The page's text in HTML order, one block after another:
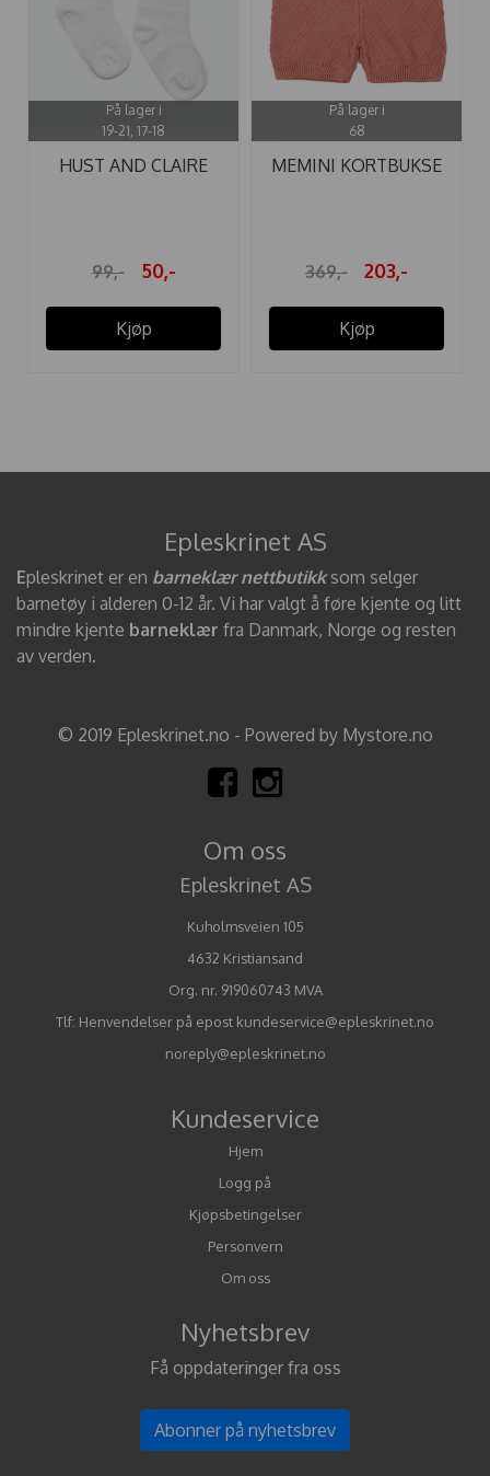
På lager i
19-21, 17-18
HUST AND CLAIRE
99,- 50,-
Kjøp
På lager i
68
MEMINI KORTBUKSE
369,- 203,-
Kjøp
Epleskrinet AS
Epleskrinet er en barneklær nettbutikksom selger
barnetøy i alderen 0-12 år. Vi har valgt å føre kjente og litt
mindre kjente barneklær fra Danmark, Norge og resten
av verden.
© 2019 Epleskrinet.no - Powered by Mystore.no
Om oss
Epleskrinet AS
Kuholmsveien 105
4632 Kristiansand
Org. nr. 919060743 MVA
Tlf: Henvendelser på epost kundeservice@epleskrinet.no
noreply@epleskrinet.no
Kundeservice
Hjem
Logg på
Kjøpsbetingelser
Personvern
Om oss
Nyhetsbrev
Få oppdateringer fra oss
Abonner på nyhetsbrev